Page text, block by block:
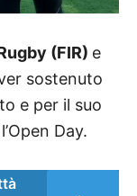
(FIR) e
sostenuto
e per il suo
Day.